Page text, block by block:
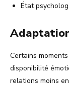
État
Certains
disponibilité
relations moins